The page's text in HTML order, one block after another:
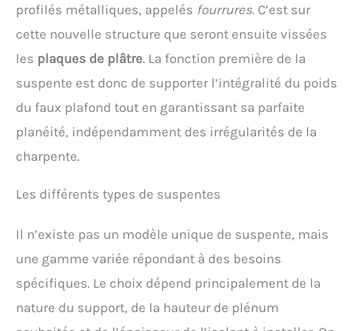
profilés métalliques, appelés fourrures. C’est sur
cette nouvelle structure que seront ensuite vissées
les plaques de plâtre. La fonction première de la
suspente est donc de supporter l’intégralité du poids
du faux plafond tout en garantissant sa parfaite
planéité, indépendamment des irrégularités de la
charpente.
Les différents types de suspentes
Il n’existe pas un modèle unique de suspente, mais
une gamme variée répondant à des besoins
spécifiques. Le choix dépend principalement de la
nature du support, de la hauteur de plénum